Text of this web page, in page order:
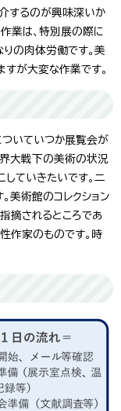
するのが興味深いか
業は、特別展の際に
りの肉体労働です。美
すが大変な作業です。
いていつか展覧会が
大戦下の美術の状況
していきたいです。二
美術館のコレクション
摘されるところであ
作家のものです。時